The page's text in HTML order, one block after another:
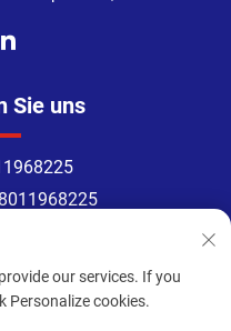
Sie uns
Xingang-Oststraße, Bezirk
our services. If you
Personalize cookies.